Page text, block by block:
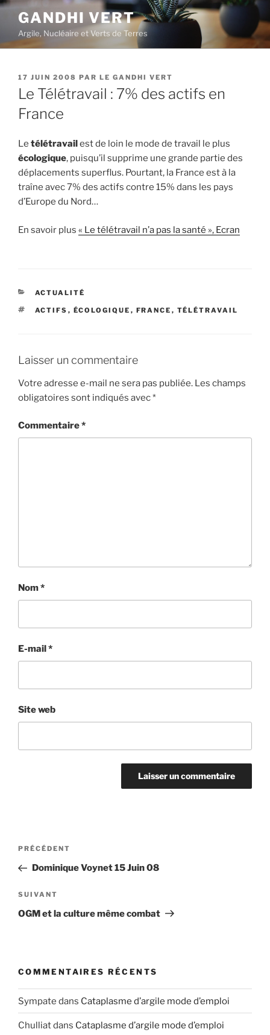
Aller
contenu
principal
GANDHI VERT
Argile, Nucléaire et Verts de Terres
PUBLIÉ
LE
17 JUIN 2008 PAR LE GANDHI VERT
Le Télétravail : 7% des actifs en
France
Le télétravailest de loin le mode de travail le plus
écologique, puisqu’il supprime une grande partie des
déplacements superflus. Pourtant, la France est à la
traîne avec 7% des actifs contre 15% dans les pays
d’Europe du Nord…
En savoir plus « Le télétravail n’a pas la santé », Ecran
CATÉGORIES
ACTUALITÉ
ÉTIQUETTES
ACTIFS , ÉCOLOGIQUE , FRANCE , TÉLÉTRAVAIL
Laisser un commentaire
Votre adresse e-mail ne sera pas publiée. Les champs
obligatoires sont indiqués avec*
Commentaire*
Nom*
E-mail*
Site web
Navigation
l’article
Article
précédent
PRÉCÉDENT
Dominique Voynet 15 Juin 08
Article
suivant
SUIVANT
OGM et la culture même combat
COMMENTAIRES RÉCENTS
Sympate dans Cataplasme d’argile mode d’emploi
Chulliatdans Cataplasme d’argile mode d’emploi